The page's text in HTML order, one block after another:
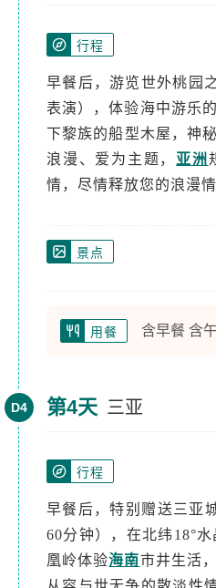
行程
早餐后，游览世外桃园
表演），体验海中游乐
下黎族的船型木屋，神
浪漫、爱为主题， 亚洲
情，尽情释放您的浪漫情
景点
用餐 含早餐 含
D4 第4天 三亚
行程
早餐后，特别赠送三亚
60分钟），在北纬18°
凰岭体验海南市井生活